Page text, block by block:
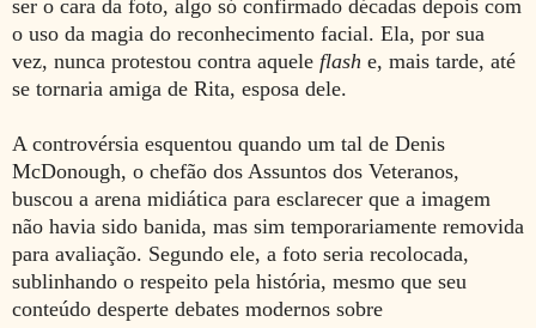
ser o cara da foto, algo só confirmado décadas depois com
o uso da magia do reconhecimento facial. Ela, por sua
vez, nunca protestou contra aquele flash e, mais tarde, até
se tornaria amiga de Rita, esposa dele.
A controvérsia esquentou quando um tal de Denis
McDonough, o chefão dos Assuntos dos Veteranos,
buscou a arena midiática para esclarecer que a imagem
não havia sido banida, mas sim temporariamente removida
para avaliação. Segundo ele, a foto seria recolocada,
sublinhando o respeito pela história, mesmo que seu
conteúdo desperte debates modernos sobre